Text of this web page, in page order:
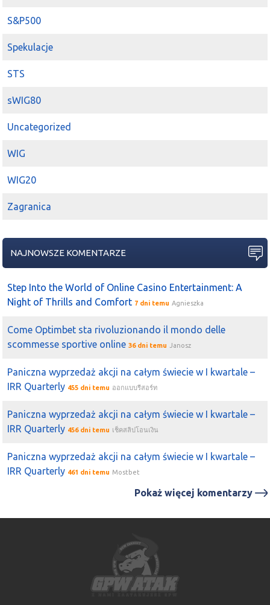
S&P500
Spekulacje
STS
sWIG80
Uncategorized
WIG
WIG20
Zagranica
NAJNOWSZE KOMENTARZE
Step Into the World of Online Casino Entertainment: A
Night of Thrills and Comfort 7 dni temu Agnieszka
Come Optimbet sta rivoluzionando il mondo delle
scommesse sportive online 36 dni temu Janosz
Paniczna wyprzedaż akcji na całym świecie w I kwartale –
IRR Quarterly 455 dni temu ออกแบบรีสอร์ท
Paniczna wyprzedaż akcji na całym świecie w I kwartale –
IRR Quarterly 456 dni temu เช็คสลิปโอนเงิน
Paniczna wyprzedaż akcji na całym świecie w I kwartale –
IRR Quarterly 461 dni temu Mostbet
Pokaż więcej komentarzy